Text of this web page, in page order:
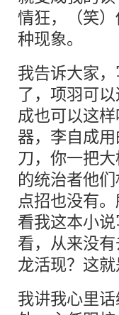
情狂，（笑
种现象。
我告诉大家
了，项羽可
成也可以这
器，李自成
刀，你一把
的统治者他
点招也没有
看我这本小
看，从来没
龙活现？这
我讲我心里